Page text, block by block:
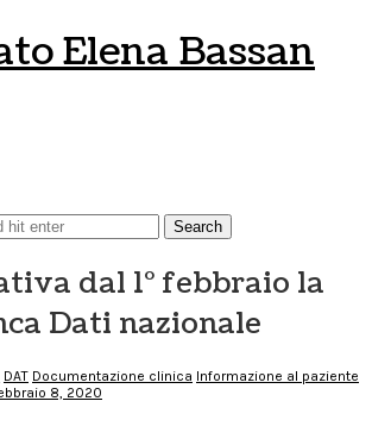
dal 1° febbraio la
Dati nazionale
DAT Documentazione clinica Informazione al paziente
8, 2020